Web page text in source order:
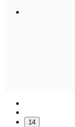
14